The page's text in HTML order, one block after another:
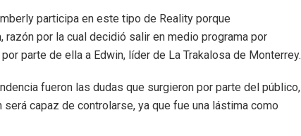
participa en este tipo de Reality porque
por la cual decidió salir en medio programa por
parte de ella a Edwin, líder de La Trakalosa de Monterrey.
fueron las dudas que surgieron por parte del público,
capaz de controlarse, ya que fue una lástima como